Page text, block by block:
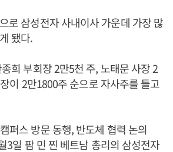
로 삼성전자 사내이사 가운데 가장 많
됐다.
희 부회장 2만5천 주, 노태문 사장 2
이 2만1800주 순으로 자사주를 들고
퍼스 방문 동행, 반도체 협력 논의
3일 팜 민 찐 베트남 총리의 삼성전자